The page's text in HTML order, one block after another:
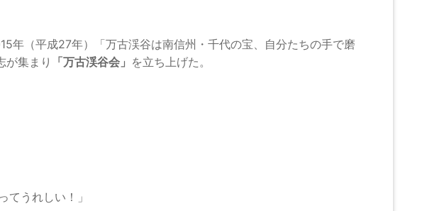
年（平成27年）「万古渓谷は南信州・千代の宝、自分たちの手で磨
が集まり
「万古渓谷会」 を立ち上げた。
てうれしい！」